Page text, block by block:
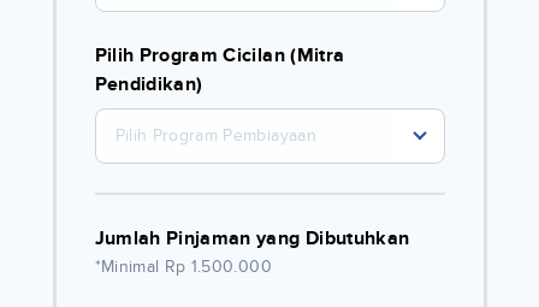
Pilih Program Cicilan (Mitra
Pendidikan)
Pilih Program Pembiayaan
Jumlah Pinjaman yang Dibutuhkan
*Minimal Rp 1.500.000